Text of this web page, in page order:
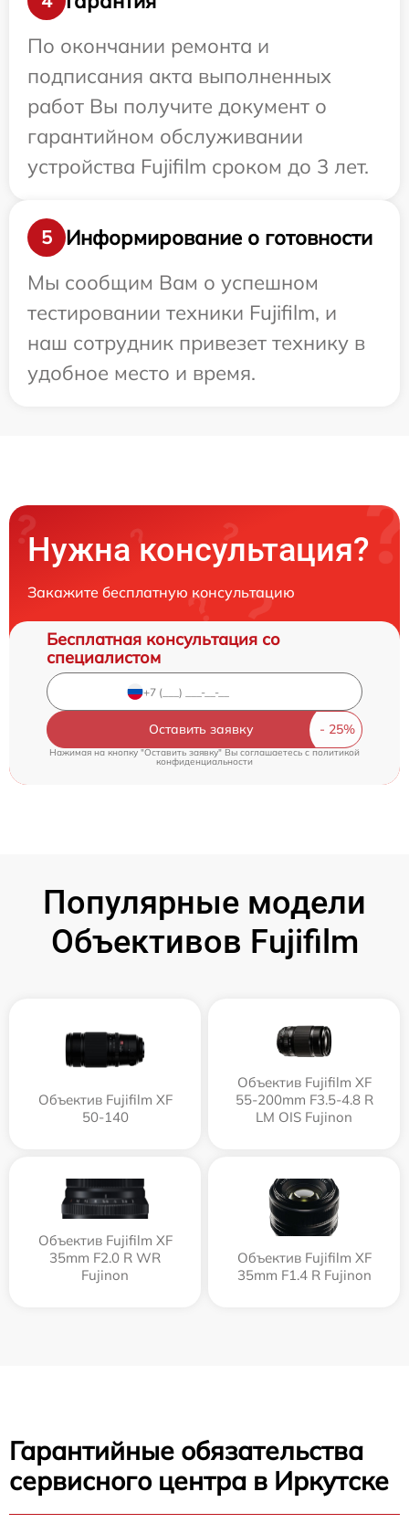
По окончании ремонта и
подписания акта выполненных
работ Вы получите документ о
гарантийном обслуживании
устройства Fujifilm сроком до 3 лет.
5
Информирование о готовности
Мы сообщим Вам о успешном
тестировании техники Fujifilm, и
наш сотрудник привезет технику в
удобное место и время.
Нужна консультация?
Закажите бесплатную консультацию
Бесплатная консультация со
специалистом
Оставить заявку
Нажимая на кнопку "Оставить заявку" Вы соглашаетесь c политикой
конфиденциальности
Популярные модели
Объективов Fujifilm
Объектив Fujifilm XF
50-140
Объектив Fujifilm XF
55-200mm F3.5-4.8 R
LM OIS Fujinon
Объектив Fujifilm XF
35mm F2.0 R WR
Fujinon
Объектив Fujifilm XF
35mm F1.4 R Fujinon
Гарантийные обязательства
сервисного центра в Иркутске